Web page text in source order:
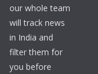
our whole team
will track news
in India and
filter them for
you before